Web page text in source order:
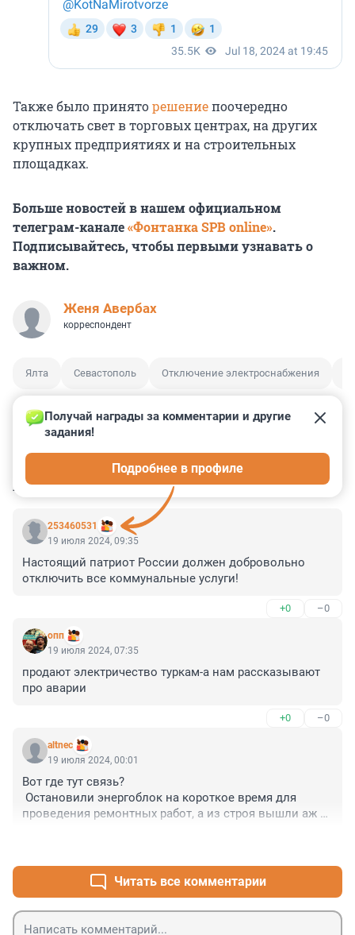
Также было приняторешениепоочередно
отключать свет в торговых центрах, на других
крупных предприятиях и на строительных
площадках.
Больше новостей в нашем официальном
телеграм-канале«Фонтанка SPB online».
Подписывайтесь, чтобы первыми узнавать о
важном.
Женя Авербах
корреспондент
Ялта Севастополь Отключение электроснабжения
КОММЕНТАРИИ 8
253460531
Получай награды за комментарии и другие
задания!
Подробнее в профиле
19 июля 2024, 09:35
Настоящий патриот России должен добровольно
отключить все коммунальные услуги!
+0 –0
опп
19 июля 2024, 07:35
продают электричество туркам-а нам рассказывают
про аварии
+0 –0
altnec
19 июля 2024, 00:01
Вот где тут связь?
Остановили энергоблок на короткое время для
проведения ремонтных работ, а из строя вышли аж
Читать все комментарии